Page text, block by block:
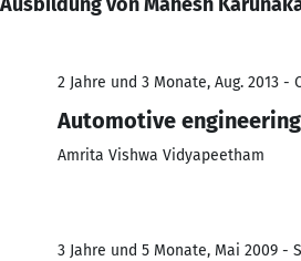
2 Jahre und 3 Monate, Aug. 2013 -
Automotive
Amrita Vishwa Vidyapeetham
3 Jahre und 5 Monate, Mai 2009 -